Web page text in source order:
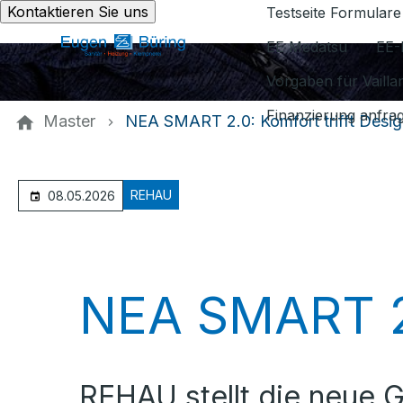
Kontaktieren Sie uns Testseite Formulare
EE Medatsu
Vorgaben für
Finanzierung
Master NEA SMART 2.0: Komfort trifft
08.05.2026 REHAU
NEA